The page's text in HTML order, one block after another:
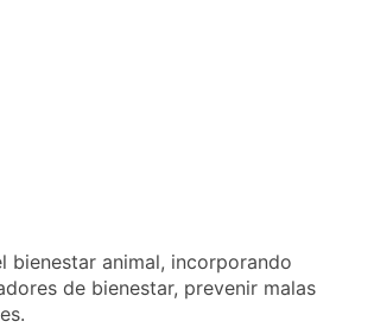
animal, incorporando
de bienestar, prevenir malas